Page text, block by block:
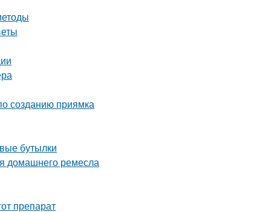
созданию приямка
бутылки
домашнего ремесла
препарат